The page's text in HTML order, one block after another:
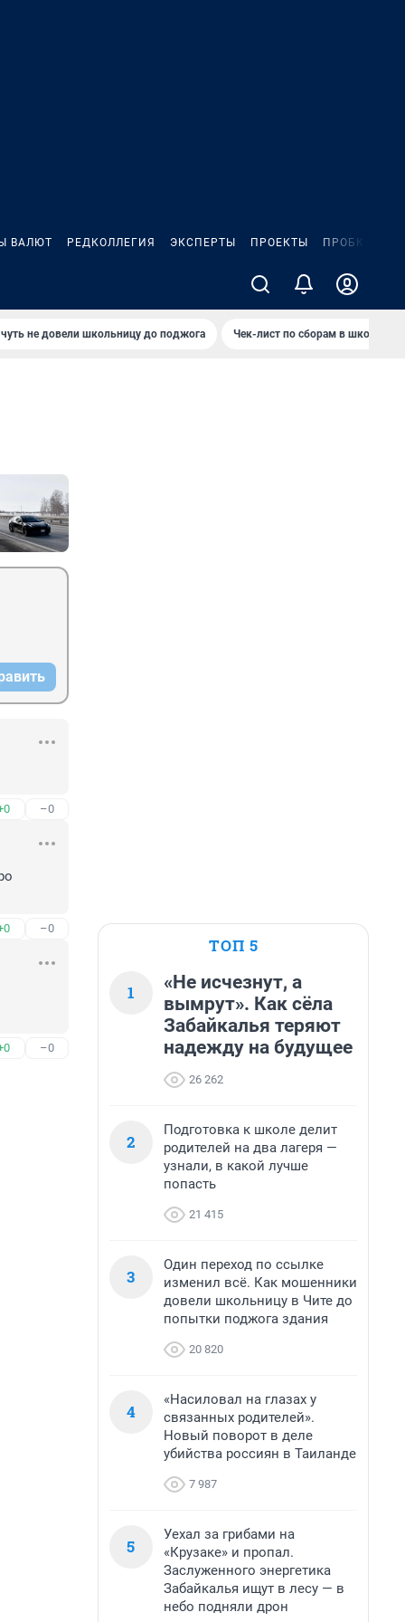
ВАЛЮТ РЕДКОЛЛЕГИЯ ЭКСПЕРТЫ ПРОЕКТЫ ПРОБКИ
не довели школьницу до поджога Чек-лист по сборам в школу в
–0
–0
–0
ТОП 5
1
«Не исчезнут, а
вымрут». Как сёла
Забайкалья теряют
надежду на будущее
26 262
2
Подготовка к школе делит
родителей на два лагеря —
узнали, в какой лучше
попасть
21 415
3
Один переход по ссылке
изменил всё. Как мошенники
довели школьницу в Чите до
попытки поджога здания
20 820
4
«Насиловал на глазах у
связанных родителей».
Новый поворот в деле
убийства россиян в Таиланде
7 987
5
Уехал за грибами на
«Крузаке» и пропал.
Заслуженного энергетика
Забайкалья ищут в лесу — в
небо подняли дрон